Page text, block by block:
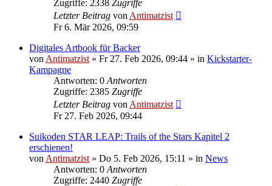
Zugriffe: 2338 Zugriffe
Letzter Beitrag von Antimatzist
Fr 6. Mär 2026, 09:59
Digitales Artbook für Backer
von Antimatzist » Fr 27. Feb 2026, 09:44 » in Kickstarter-
Kampagne
Antworten: 0 Antworten
Zugriffe: 2385 Zugriffe
Letzter Beitrag von Antimatzist
Fr 27. Feb 2026, 09:44
Suikoden STAR LEAP: Trails of the Stars Kapitel 2
erschienen!
von Antimatzist » Do 5. Feb 2026, 15:11 » in News
Antworten: 0 Antworten
Zugriffe: 2440 Zugriffe